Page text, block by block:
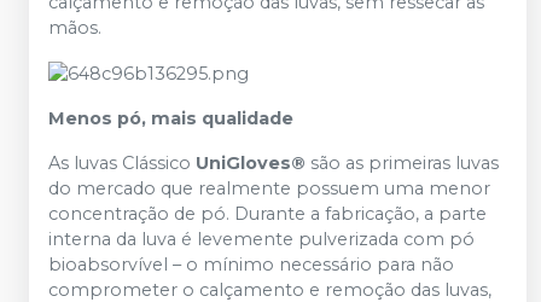
mãos.
Menos pó, mais qualidade
As luvas Clássico UniGloves® são as primeiras luvas
do mercado que realmente possuem uma menor
concentração de pó. Durante a fabricação, a parte
interna da luva é levemente pulverizada com pó
bioabsorvível – o mínimo necessário para não
comprometer o calçamento e remoção das luvas,